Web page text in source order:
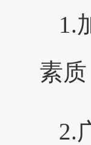
1.
素
2.